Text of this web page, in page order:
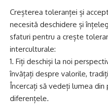
Creșterea toleranței și
necesită deschidere și
sfaturi pentru a crește
interculturale:
Fiți deschiși la noi
învățați despre valorile,
Încercați să vedeți lumea din
diferențele.